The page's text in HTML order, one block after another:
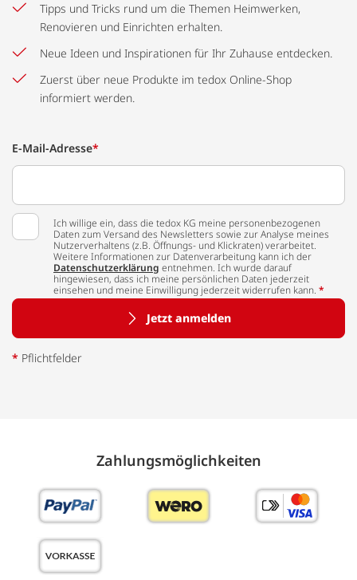
Tipps und Tricks rund um die Themen Heimwerken,
Renovieren und Einrichten erhalten.
Neue Ideen und Inspirationen für Ihr Zuhause entdecken.
Zuerst über neue Produkte im tedox Online-Shop
informiert werden.
E-Mail-Adresse*
Ich willige ein, dass die tedox KG meine personenbezogenen
Daten zum Versand des Newsletters sowie zur Analyse meines
Nutzerverhaltens (z.B. Öffnungs- und Klickraten) verarbeitet.
Weitere Informationen zur Datenverarbeitung kann ich der
Datenschutzerklärung entnehmen. Ich wurde darauf
hingewiesen, dass ich meine persönlichen Daten jederzeit
einsehen und meine Einwilligung jederzeit widerrufen kann. *
Jetzt anmelden
* Pflichtfelder
Zahlungs­möglich­keiten